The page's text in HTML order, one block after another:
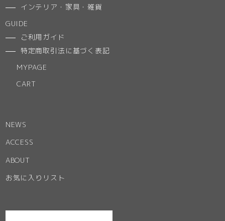
インテリア・家具・雑貨
GUIDE
ご利用ガイド
特定商取引法に基づく表記
MYPAGE
CART
NEWS
ACCESS
ABOUT
お気に入りリスト